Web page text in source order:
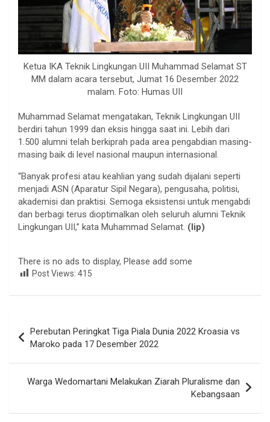
Ketua IKA Teknik Lingkungan UII Muhammad Selamat ST
MM dalam acara tersebut, Jumat 16 Desember 2022
malam. Foto: Humas UII
Muhammad Selamat mengatakan, Teknik Lingkungan UII
berdiri tahun 1999 dan eksis hingga saat ini. Lebih dari
1.500 alumni telah berkiprah pada area pengabdian masing-
masing baik di level nasional maupun internasional.
“Banyak profesi atau keahlian yang sudah dijalani seperti
menjadi ASN (Aparatur Sipil Negara), pengusaha, politisi,
akademisi dan praktisi. Semoga eksistensi untuk mengabdi
dan berbagi terus dioptimalkan oleh seluruh alumni Teknik
Lingkungan UII,” kata Muhammad Selamat. (lip)
There is no ads to display, Please add some
Post Views: 415
pos
Perebutan Peringkat Tiga Piala Dunia 2022 Kroasia vs
Maroko pada 17 Desember 2022
Warga Wedomartani Melakukan Ziarah Pluralisme dan
Kebangsaan